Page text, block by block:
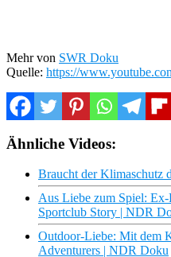
Mehr von SWR Doku
Quelle: https://
Ähnliche Videos:
Braucht der Klimaschutz
Aus Liebe zum Spiel:
Sportclub Story | NDR
Outdoor-Liebe: Mit dem
Adventurers | NDR Doku